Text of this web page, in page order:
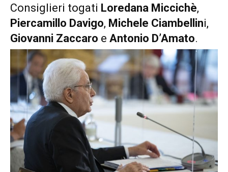
Consiglieri togati Loredana Miccichè,
Piercamillo Davigo, Michele Ciambellini,
Giovanni Zaccaro e Antonio D’Amato.